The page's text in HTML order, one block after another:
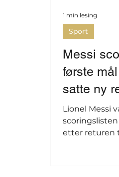
Messi
første
satte ny
Lionel Messi
etter returen
Sport
1 min lesing